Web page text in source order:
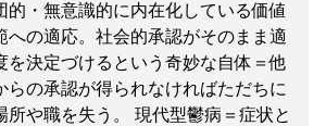
的・無意識的に内在化している価値
への適応。社会的承認がそのまま適
を決定づけるという奇妙な自体＝他
らの承認が得られなければただちに
所や職を失う。 現代型鬱病＝症状と